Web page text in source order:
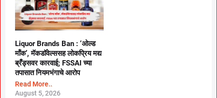
Liquor Brands Ban : ‘ओल्ड
मॉंक’, मॅकडॉवेल्ससह लोकप्रिय मद्य
ब्रँड्सवर कारवाई; FSSAI च्या
तपासात नियमभंगाचे आरोप
Read More..
August 5, 2026